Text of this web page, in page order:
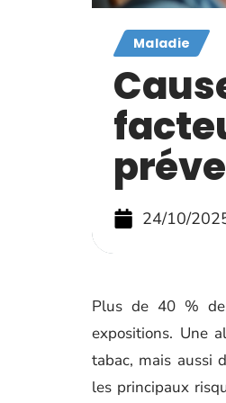
Maladie
24/10/
Plus de 40 %
expositions. Une
tabac, mais aussi
les principaux